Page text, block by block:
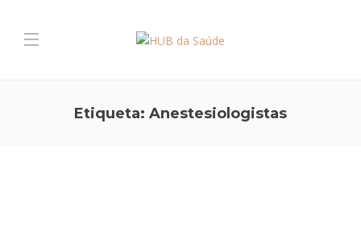
Etiqueta: Anestesiologistas